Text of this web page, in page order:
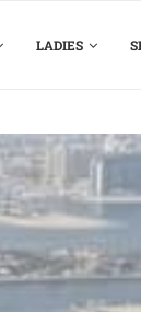
LADIES